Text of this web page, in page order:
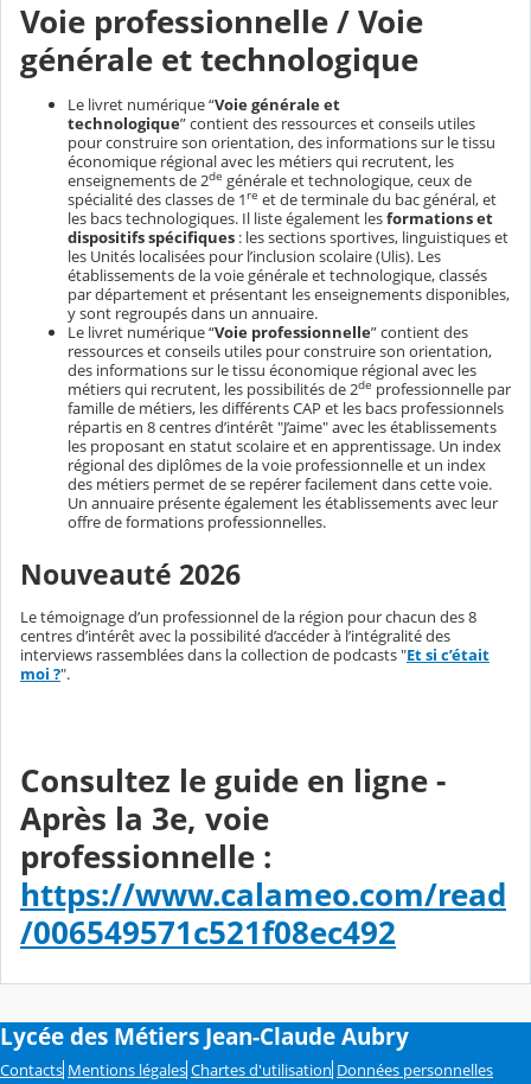
Voie professionnelle / Voie
générale et technologique
Le livret numérique “Voie générale et
technologique” contient des ressources et conseils utiles
pour construire son orientation, des informations sur le tissu
économique régional avec les métiers qui recrutent, les
enseignements de 2de générale et technologique, ceux de
spécialité des classes de 1re et de terminale du bac général, et
les bacs technologiques. Il liste également lesformations et
dispositifs spécifiques : les sections sportives, linguistiques et
les Unités localisées pour l’inclusion scolaire (Ulis). Les
établissements de la voie générale et technologique, classés
par département et présentant les enseignements disponibles,
y sont regroupés dans un annuaire.
Le livret numérique “Voie professionnelle” contient des
ressources et conseils utiles pour construire son orientation,
des informations sur le tissu économique régional avec les
métiers qui recrutent, les possibilités de 2de professionnelle par
famille de métiers, les différents CAP et les bacs professionnels
répartis en 8 centres d’intérêt "J’aime" avec les établissements
les proposant en statut scolaire et en apprentissage. Un index
régional des diplômes de la voie professionnelle et un index
des métiers permet de se repérer facilement dans cette voie.
Un annuaire présente également les établissements avec leur
offre de formations professionnelles.
Nouveauté 2026
Le témoignage d’un professionnel de la région pour chacun des 8
centres d’intérêt avec la possibilité d’accéder à l’intégralité des
interviews rassemblées dans la collection de podcasts "Et si c’était
moi ?".
Consultez le guide en ligne -
Après la 3e, voie
professionnelle :
https://www.calameo.com/read
/006549571c521f08ec492
Lycée des Métiers Jean-Claude Aubry
Contacts Mentions légales Chartes d'utilisation Données personnelles